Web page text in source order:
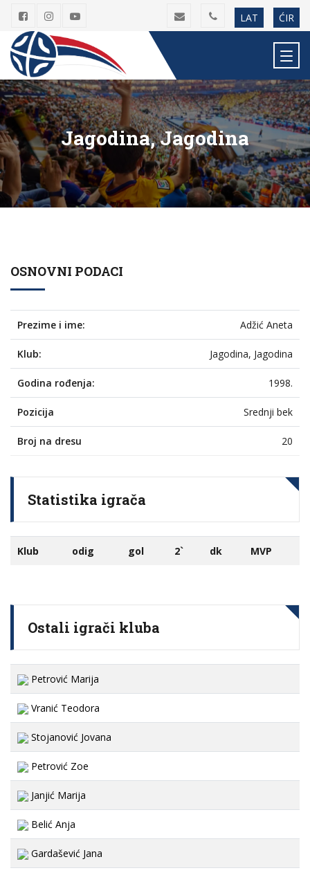
LAT ĆIR
Jagodina, Jagodina
OSNOVNI PODACI
Prezime i ime: Adžić Aneta
Klub: Jagodina, Jagodina
Godina rođenja: 1998.
Pozicija Srednji bek
Broj na dresu 20
Statistika igrača
Klub odig gol 2` dk MVP
Ostali igrači kluba
Petrović Marija
Vranić Teodora
Stojanović Jovana
Petrović Zoe
Janjić Marija
Belić Anja
Gardašević Jana